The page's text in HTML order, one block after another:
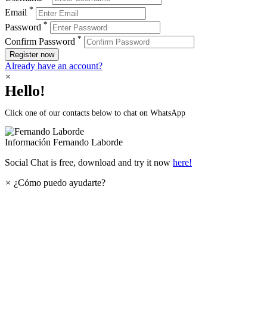
Email *
Password *
Confirm Password *
Register now
Already have an account?
×
Hello!
Click one of our contacts below to chat on WhatsApp
Información Fernando Laborde
Social Chat is free, download and try it now here!
× ¿Cómo puedo ayudarte?